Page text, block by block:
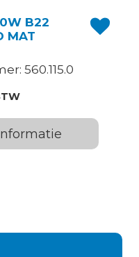
B22
MAT
560.115.0